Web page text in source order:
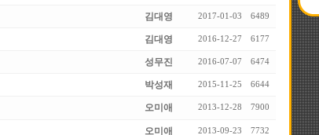
김대영 2017-01-03 6489
김대영 2016-12-27 6177
성무진 2016-07-07 6474
박성재 2015-11-25 6644
오미애 2013-12-28 7900
오미애 2013-09-23 7732